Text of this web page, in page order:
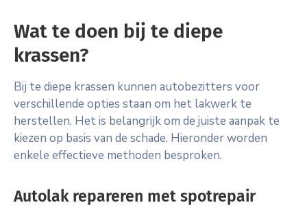
Wat te doen bij te diepe
krassen?
Bij te diepe krassen kunnen autobezitters voor
verschillende opties staan om het lakwerk te
herstellen. Het is belangrijk om de juiste aanpak te
kiezen op basis van de schade. Hieronder worden
enkele effectieve methoden besproken.
Autolak repareren met spotrepair